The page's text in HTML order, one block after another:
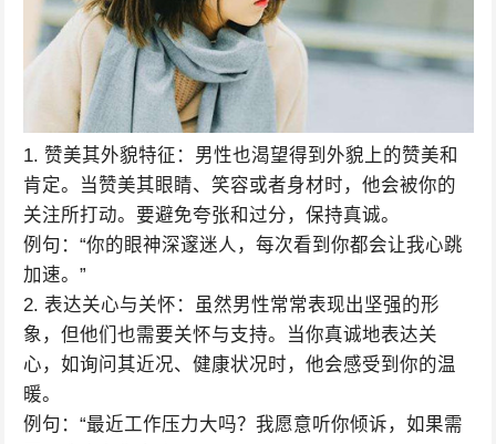
1. 赞美其外貌特征：男性也渴望得到外貌上的赞美和
肯定。当赞美其眼睛、笑容或者身材时，他会被你的
关注所打动。要避免夸张和过分，保持真诚。
例句：“你的眼神深邃迷人，每次看到你都会让我心跳
加速。”
2. 表达关心与关怀：虽然男性常常表现出坚强的形
象，但他们也需要关怀与支持。当你真诚地表达关
心，如询问其近况、健康状况时，他会感受到你的温
暖。
例句：“最近工作压力大吗？我愿意听你倾诉，如果需